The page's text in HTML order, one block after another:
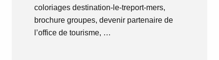
coloriages destination-le-treport-mers,
brochure groupes, devenir partenaire de
l’office de tourisme, …